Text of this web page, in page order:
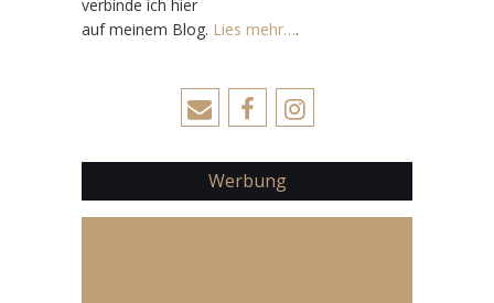
verbinde ich hier
auf meinem Blog. Lies mehr….
Werbung